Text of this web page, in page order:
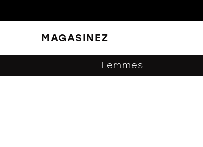
MAGASINEZ
FILTRES
Femmes